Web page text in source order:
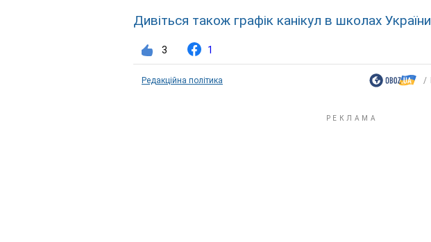
Дивіться також графік канікул в школах України
3 1
Редакційна політика